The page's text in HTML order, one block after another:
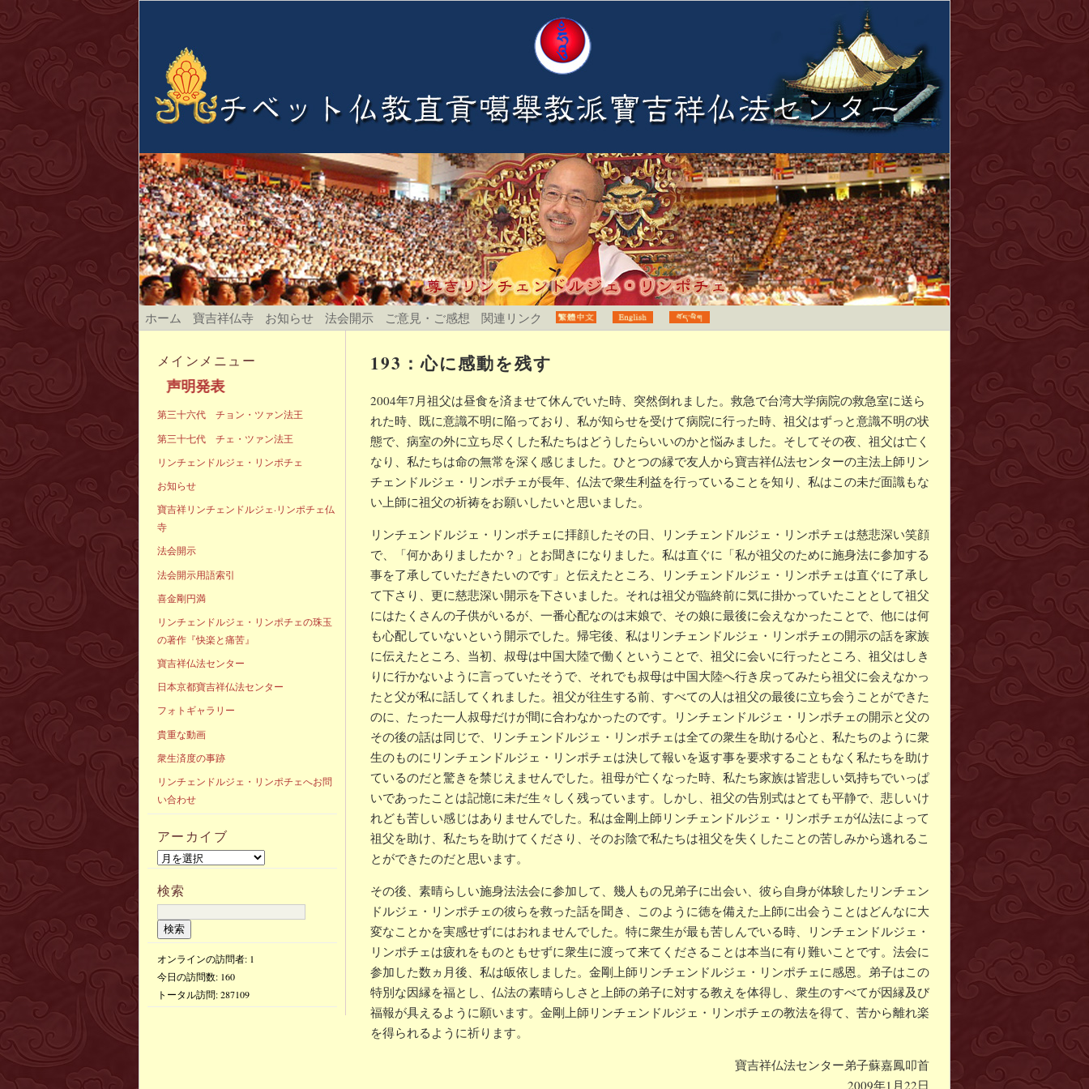
ホーム 寶吉祥仏寺 お知らせ 法会開示 ご意見・ご感想 関連リンク
193：心に感動を残す
2004年7月祖父は昼食を済ませて休んでいた時、突然倒れました。救急で台湾大学病院の救急室に送ら
れた時、既に意識不明に陥っており、私が知らせを受けて病院に行った時、祖父はずっと意識不明の状
態で、病室の外に立ち尽くした私たちはどうしたらいいのかと悩みました。そしてその夜、祖父は亡く
なり、私たちは命の無常を深く感じました。ひとつの縁で友人から寶吉祥仏法センターの主法上師リン
チェンドルジェ・リンポチェが長年、仏法で衆生利益を行っていることを知り、私はこの未だ面識もな
い上師に祖父の祈祷をお願いしたいと思いました。
リンチェンドルジェ・リンポチェに拝顔したその日、リンチェンドルジェ・リンポチェは慈悲深い笑顔
で、「何かありましたか？」とお聞きになりました。私は直ぐに「私が祖父のために施身法に参加する
事を了承していただきたいのです」と伝えたところ、リンチェンドルジェ・リンポチェは直ぐに了承し
て下さり、更に慈悲深い開示を下さいました。それは祖父が臨終前に気に掛かっていたこととして祖父
にはたくさんの子供がいるが、一番心配なのは末娘で、その娘に最後に会えなかったことで、他には何
も心配していないという開示でした。帰宅後、私はリンチェンドルジェ・リンポチェの開示の話を家族
に伝えたところ、当初、叔母は中国大陸で働くということで、祖父に会いに行ったところ、祖父はしき
りに行かないように言っていたそうで、それでも叔母は中国大陸へ行き戻ってみたら祖父に会えなかっ
たと父が私に話してくれました。祖父が往生する前、すべての人は祖父の最後に立ち会うことができた
のに、たった一人叔母だけが間に合わなかったのです。リンチェンドルジェ・リンポチェの開示と父の
その後の話は同じで、リンチェンドルジェ・リンポチェは全ての衆生を助ける心と、私たちのように衆
生のものにリンチェンドルジェ・リンポチェは決して報いを返す事を要求することもなく私たちを助け
ているのだと驚きを禁じえませんでした。祖母が亡くなった時、私たち家族は皆悲しい気持ちでいっぱ
いであったことは記憶に未だ生々しく残っています。しかし、祖父の告別式はとても平静で、悲しいけ
れども苦しい感じはありませんでした。私は金剛上師リンチェンドルジェ・リンポチェが仏法によって
祖父を助け、私たちを助けてくださり、そのお陰で私たちは祖父を失くしたことの苦しみから逃れるこ
とができたのだと思います。
その後、素晴らしい施身法法会に参加して、幾人もの兄弟子に出会い、彼ら自身が体験したリンチェン
ドルジェ・リンポチェの彼らを救った話を聞き、このように徳を備えた上師に出会うことはどんなに大
変なことかを実感せずにはおれませんでした。特に衆生が最も苦しんでいる時、リンチェンドルジェ・
リンポチェは疲れをものともせずに衆生に渡って来てくださることは本当に有り難いことです。法会に
参加した数ヵ月後、私は皈依しました。金剛上師リンチェンドルジェ・リンポチェに感恩。弟子はこの
特別な因縁を福とし、仏法の素晴らしさと上師の弟子に対する教えを体得し、衆生のすべてが因縁及び
福報が具えるように願います。金剛上師リンチェンドルジェ・リンポチェの教法を得て、苦から離れ楽
を得られるように祈ります。
寶吉祥仏法センター弟子蘇嘉鳳叩首
2009年1月22日
メインメニュー
声明発表
第三十六代 チョン・ツァン法王
第三十七代 チェ・ツァン法王
リンチェンドルジェ・リンポチェ
お知らせ
寶吉祥リンチェンドルジェ·リンポチェ仏
寺
法会開示
法会開示用語索引
喜金剛円満
リンチェンドルジェ・リンポチェの珠玉
の著作『快楽と痛苦』
寶吉祥仏法センター
日本京都寶吉祥仏法センター
フォトギャラリー
貴重な動画
衆生済度の事跡
リンチェンドルジェ・リンポチェへお問
い合わせ
アーカイブ
検索
オンラインの訪問者: 1
今日の訪問数: 160
トータル訪問:287109